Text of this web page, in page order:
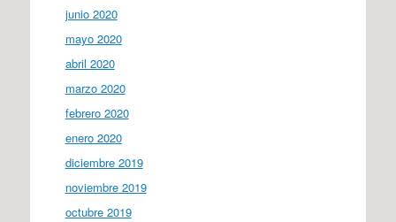
junio 2020
mayo 2020
abril 2020
marzo 2020
febrero 2020
enero 2020
diciembre 2019
noviembre 2019
octubre 2019